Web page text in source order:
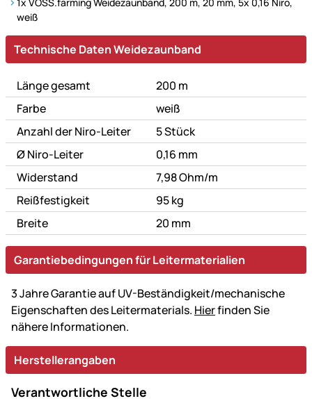
weiß
Technische Daten
Technische Daten Weidezaunband
Länge gesamt
200 m
Farbe
weiß
Anzahl der Niro-Leiter
5 Stück
Ø Niro-Leiter
0,16 mm
Widerstand
7,98 Ohm/m
Reißfestigkeit
95 kg
Breite
20 mm
Garantiebedingungen für Leitermaterialien
3 Jahre Garantie auf UV-Beständigkeit/mechanische
Eigenschaften des Leitermaterials. Hierfinden Sie
nähere Informationen.
Herstellerangaben
Verantwortliche Stelle